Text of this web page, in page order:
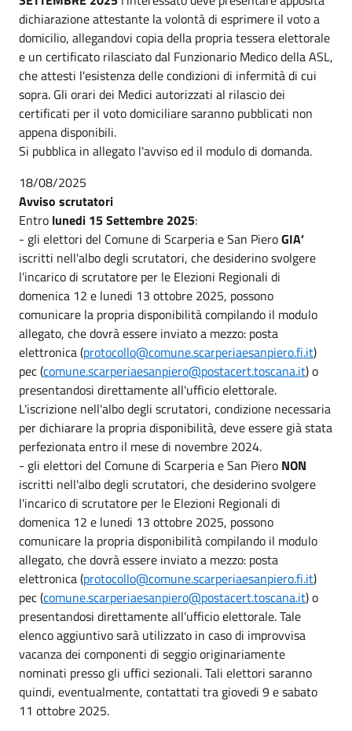
dichiarazione attestante la volontà di esprimere il voto a
domicilio, allegandovi copia della propria tessera elettorale
e un certificato rilasciato dal Funzionario Medico della ASL,
che attesti l'esistenza delle condizioni di infermità di cui
sopra. Gli orari dei Medici autorizzati al rilascio dei
certificati per il voto domiciliare saranno pubblicati non
appena disponibili.
Si pubblica in allegato l'avviso ed il modulo di domanda.
18/08/2025
Avviso scrutatori
Entro lunedi 15 Settembre 2025:
- gli elettori del Comune di Scarperia e San PieroGIA’
iscritti nell'albo degli scrutatori, che desiderino svolgere
l’incarico di scrutatore per le Elezioni Regionali di
domenica 12 e lunedi 13 ottobre 2025, possono
comunicare la propria disponibilità compilando il modulo
allegato, che dovrà essere inviato a mezzo: posta
elettronica (protocollo@comune.scarperiaesanpiero.fi.it)
pec (comune.scarperiaesanpiero@postacert.toscana.it) o
presentandosi direttamente all'ufficio elettorale.
L'iscrizione nell'albo degli scrutatori, condizione necessaria
per dichiarare la propria disponibilità, deve essere già stata
perfezionata entro il mese di novembre 2024.
- gli elettori del Comune di Scarperia e San Piero NON
iscritti nell'albo degli scrutatori, che desiderino svolgere
l'incarico di scrutatore per le Elezioni Regionali di
domenica 12 e lunedi 13 ottobre 2025, possono
comunicare la propria disponibilità compilando il modulo
allegato, che dovrà essere inviato a mezzo: posta
elettronica (protocollo@comune.scarperiaesanpiero.fi.it)
pec (comune.scarperiaesanpiero@postacert.toscana.it) o
presentandosi direttamente all'ufficio elettorale. Tale
elenco aggiuntivo sarà utilizzato in caso di improvvisa
vacanza dei componenti di seggio originariamente
nominati presso gli uffici sezionali. Tali elettori saranno
quindi, eventualmente, contattati tra giovedi 9 e sabato
11 ottobre 2025.